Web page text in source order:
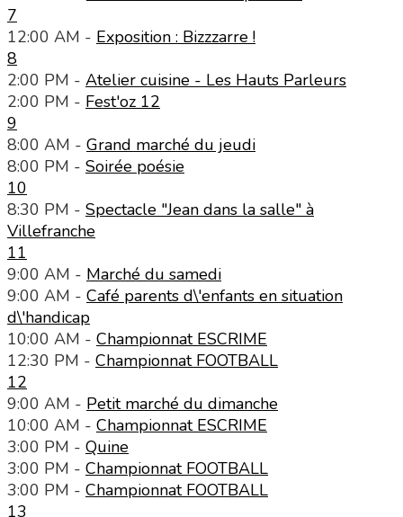
7
12:00 AM - Exposition : Bizzzarre !
8
2:00 PM - Atelier cuisine - Les Hauts Parleurs
2:00 PM - Fest'oz 12
9
8:00 AM - Grand marché du jeudi
8:00 PM - Soirée poésie
10
8:30 PM - Spectacle "Jean dans la salle" à
Villefranche
11
9:00 AM - Marché du samedi
9:00 AM - Café parents d\'enfants en situation
d\'handicap
10:00 AM - Championnat ESCRIME
12:30 PM - Championnat FOOTBALL
12
9:00 AM - Petit marché du dimanche
10:00 AM - Championnat ESCRIME
3:00 PM - Quine
3:00 PM - Championnat FOOTBALL
3:00 PM - Championnat FOOTBALL
13